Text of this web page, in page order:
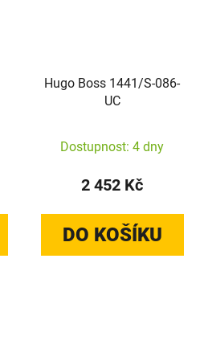
Hugo Boss 1441/S-086-
UC
Dostupnost: 4 dny
2 452 Kč
DO KOŠÍKU